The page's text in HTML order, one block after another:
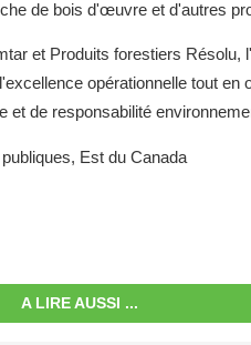
de bois d'œuvre et d'autres
et Produits forestiers Résolu,
opérationnelle tout
et de responsabilité
Est du Canada
A LIRE AUSSI ...